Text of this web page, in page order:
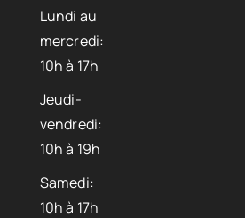
Lundi au
mercredi:
10h à 17h
Jeudi-
vendredi:
10h à 19h
Samedi:
10h à 17h